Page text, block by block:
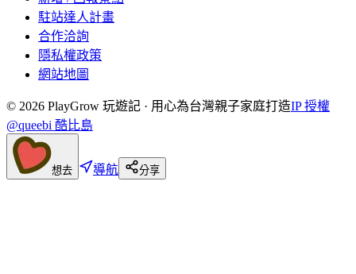
駐站達人計畫
合作洽詢
隱私權政策
網站地圖
© 2026 PlayGrow 玩遊記 · 用心為台灣親子家庭打造IP 授權
@queebi 酷比島
想去 導航 分享